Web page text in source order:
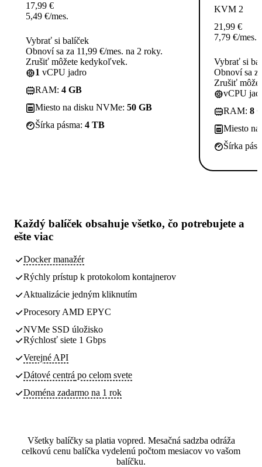
17,99 €
5,49 €/mes.
Vybrať si balíček
Obnoví sa za 11,99 €/mes. na 2 roky.
Zrušiť môžete kedykoľvek.
1 vCPU jadro
RAM: 4 GB
Miesto na disku NVMe: 50 GB
Šírka pásma: 4 TB
KVM 2
21,99 €
7,79 €/mes.
Vybrať si
Obnoví sa
Zrušiť
vCPU
RAM: 8
Miesto
Šírka
Každý balíček obsahuje všetko, čo potrebujete a
ešte viac
Docker manažér
Rýchly prístup k protokolom kontajnerov
Aktualizácie jedným kliknutím
Procesory AMD EPYC
NVMe SSD úložisko
Rýchlosť siete 1 Gbps
Verejné API
Dátové centrá po celom svete
Doména zadarmo na 1 rok
Všetky balíčky sa platia vopred. Mesačná sadzba odráža
celkovú cenu balíčka vydelenú počtom mesiacov vo vašom
balíčku.